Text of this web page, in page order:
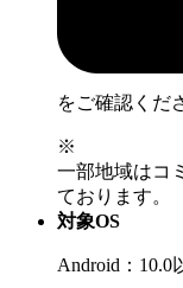
をご確認くだ
※
一部地域はコ
ております。
対象OS
Android：10.0